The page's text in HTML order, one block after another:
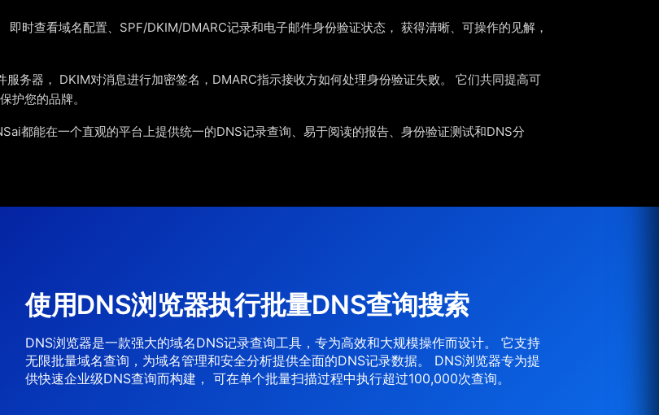
时查看域名配置、SPF/DKIM/DMARC记录和电子邮件身份验证状态， 获得清晰、可操作的见解，
务器， DKIM对消息进行加密签名，DMARC指示接收方如何处理身份验证失败。 它们共同提高可
您的品牌。
都能在一个直观的平台上提供统一的DNS记录查询、易于阅读的报告、身份验证测试和DNS分
使用DNS浏览器执行批量DNS查询搜索
DNS浏览器是一款强大的域名DNS记录查询工具，专为高效和大规模操作而设计。 它支持
无限批量域名查询，为域名管理和安全分析提供全面的DNS记录数据。 DNS浏览器专为提
供快速企业级DNS查询而构建， 可在单个批量扫描过程中执行超过100,000次查询。